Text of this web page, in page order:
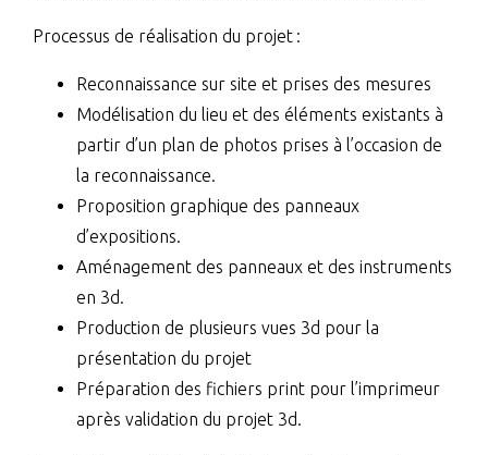
Processus de réalisation du projet :
Reconnaissance sur site et prises des mesures
Modélisation du lieu et des éléments existants à
partir d’un plan de photos prises à l’occasion de
la reconnaissance.
Proposition graphique des panneaux
d’expositions.
Aménagement des panneaux et des instruments
en 3d.
Production de plusieurs vues 3d pour la
présentation du projet
Préparation des fichiers print pour l’imprimeur
après validation du projet 3d.